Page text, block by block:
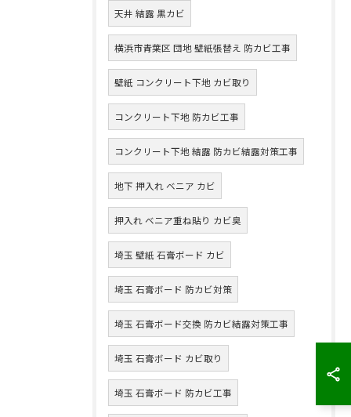
天井 結露 黒カビ
横浜市青葉区 団地 壁紙張替え 防カビ工事
壁紙 コンクリート下地 カビ取り
コンクリート下地 防カビ工事
コンクリート下地 結露 防カビ結露対策工事
地下 押入れ ベニア カビ
押入れ ベニア重ね貼り カビ臭
埼玉 壁紙 石膏ボード カビ
埼玉 石膏ボード 防カビ対策
埼玉 石膏ボード交換 防カビ結露対策工事
埼玉 石膏ボード カビ取り
埼玉 石膏ボード 防カビ工事